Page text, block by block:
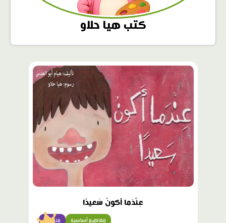
كتب هيا حلاو
محتوى
مميّز
عِنْدَما أَكونُ سَعيدًا
متوسّط مفاهيم أساسية